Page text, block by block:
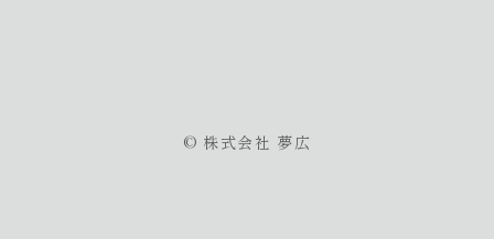
© 株式会社 夢広